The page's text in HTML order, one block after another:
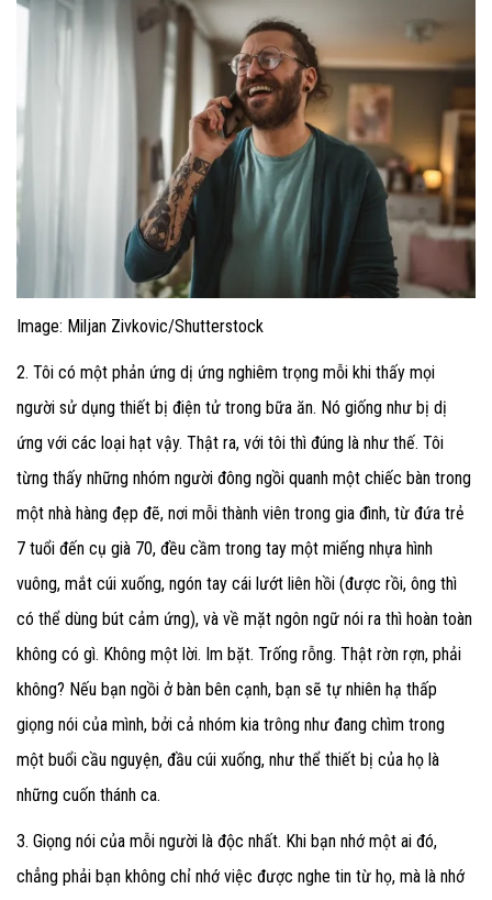
Image: Miljan Zivkovic/Shutterstock
2. Tôi có một phản ứng dị ứng nghiêm trọng mỗi khi thấy mọi
người sử dụng thiết bị điện tử trong bữa ăn. Nó giống như bị dị
ứng với các loại hạt vậy. Thật ra, với tôi thì đúng là như thế. Tôi
từng thấy những nhóm người đông ngồi quanh một chiếc bàn trong
một nhà hàng đẹp đẽ, nơi mỗi thành viên trong gia đình, từ đứa trẻ
7 tuổi đến cụ già 70, đều cầm trong tay một miếng nhựa hình
vuông, mắt cúi xuống, ngón tay cái lướt liên hồi (được rồi, ông thì
có thể dùng bút cảm ứng), và về mặt ngôn ngữ nói ra thì hoàn toàn
không có gì. Không một lời. Im bặt. Trống rỗng. Thật rờn rợn, phải
không? Nếu bạn ngồi ở bàn bên cạnh, bạn sẽ tự nhiên hạ thấp
giọng nói của mình, bởi cả nhóm kia trông như đang chìm trong
một buổi cầu nguyện, đầu cúi xuống, như thể thiết bị của họ là
những cuốn thánh ca.
3. Giọng nói của mỗi người là độc nhất. Khi bạn nhớ một ai đó,
chẳng phải bạn không chỉ nhớ việc được nghe tin từ họ, mà là nhớ